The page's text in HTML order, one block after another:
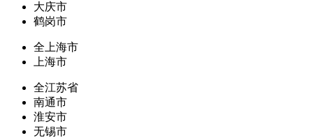
大庆市
鹤岗市
全上海市
上海市
全江苏省
南通市
淮安市
无锡市